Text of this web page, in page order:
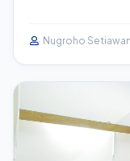
pemilihan hingga
Nugroho Setiawan